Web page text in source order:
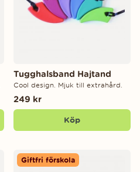
Tugghalsband Hajtand
Cool design. Mjuk till extrahård.
249 kr
Köp
Giftfri förskola